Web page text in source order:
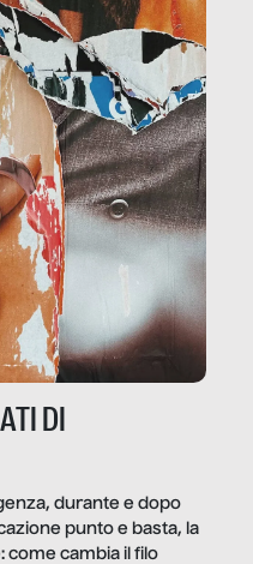
DI
durante e dopo
punto e basta, la
come cambia il filo